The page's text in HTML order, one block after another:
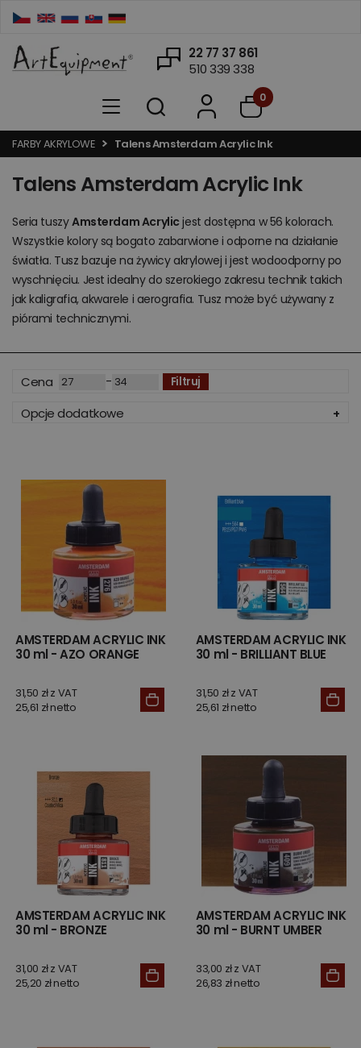
22 77 37 861
510 339 338
0
FARBY AKRYLOWE Talens Amsterdam Acrylic Ink
Cena - Filtruj
Opcje dodatkowe
Talens Amsterdam Acrylic Ink
Seria tuszyAmsterdam Acrylicjest dostępna w 56 kolorach.
Wszystkie kolory są bogato zabarwione i odporne na działanie
światła. Tusz bazuje na żywicy akrylowej i jest wodoodporny po
wyschnięciu. Jest idealny do szerokiego zakresu technik takich
jak kaligrafia, akwarele i aerografia. Tusz może być używany z
piórami technicznymi.
AMSTERDAM ACRYLIC INK
30 ml - AZO ORANGE
31,50 zł z VAT
25,61 zł netto
AMSTERDAM ACRYLIC INK
30 ml - BRILLIANT BLUE
31,50 zł z VAT
25,61 zł netto
AMSTERDAM ACRYLIC INK
30 ml - BRONZE
31,00 zł z VAT
25,20 zł netto
AMSTERDAM ACRYLIC INK
30 ml - BURNT UMBER
33,00 zł z VAT
26,83 zł netto